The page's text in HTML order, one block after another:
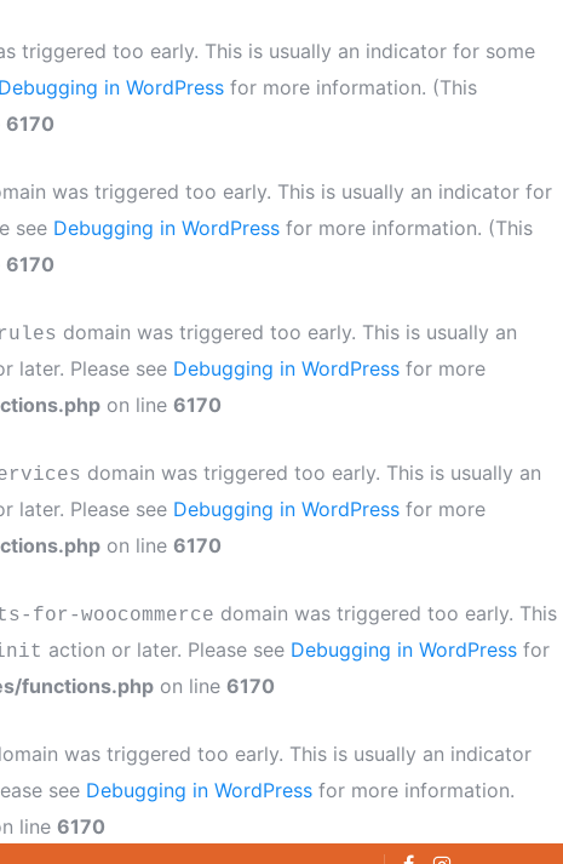
triggered too early. This is usually an indicator for some
Debugging in WordPress for more information. (This
6170
was triggered too early. This is usually an indicator for
see Debugging in WordPress for more information. (This
6170
domain was triggered too early. This is usually an
later. Please see Debugging in WordPress for more
on line 6170
domain was triggered too early. This is usually an
later. Please see Debugging in WordPress for more
on line 6170
for-woocommerce domain was triggered too early. This
action or later. Please see Debugging in WordPress for
functions.php on line 6170
was triggered too early. This is usually an indicator
see Debugging in WordPress for more information.
line 6170